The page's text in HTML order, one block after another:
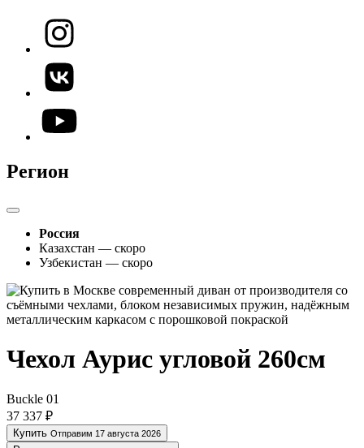
Регион
Россия
Казахстан — скоро
Узбекистан — скоро
Чехол Аурис угловой 260см
Buckle 01
37 337 ₽
Купить Отправим 17 августа 2026